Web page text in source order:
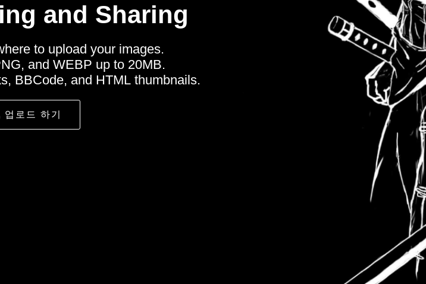
and Sharing
to upload your images.
and WEBP up to 20MB.
BBCode, and HTML thumbnails.
업로드 하기